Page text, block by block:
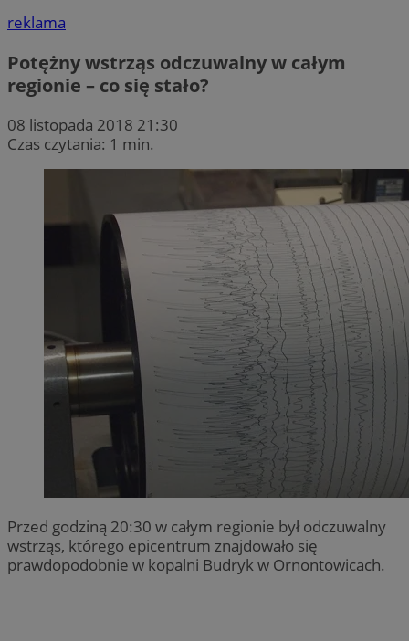
reklama
Potężny wstrząs odczuwalny w całym
regionie – co się stało?
08 listopada 2018 21:30
Czas czytania: 1 min.
Przed godziną 20:30 w całym regionie był odczuwalny
wstrząs, którego epicentrum znajdowało się
prawdopodobnie w kopalni Budryk w Ornontowicach.